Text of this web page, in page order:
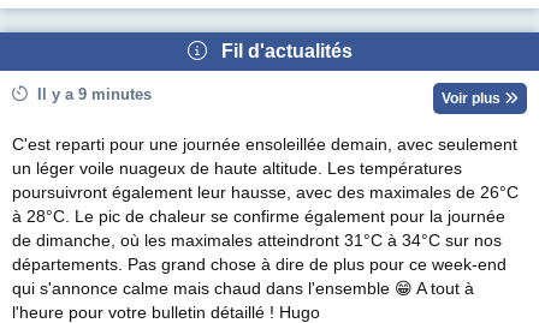
Fil d'actualités
Il y a 9 minutes Voir plus
C'est reparti pour une journée ensoleillée demain, avec seulement
un léger voile nuageux de haute altitude. Les températures
poursuivront également leur hausse, avec des maximales de 26°C
à 28°C. Le pic de chaleur se confirme également pour la journée
de dimanche, où les maximales atteindront 31°C à 34°C sur nos
départements. Pas grand chose à dire de plus pour ce week-end
qui s'annonce calme mais chaud dans l'ensemble 😁 A tout à
l'heure pour votre bulletin détaillé ! Hugo